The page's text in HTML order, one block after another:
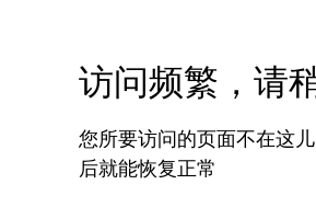
访问频繁，请
您所要访问的页面不在这
后就能恢复正常